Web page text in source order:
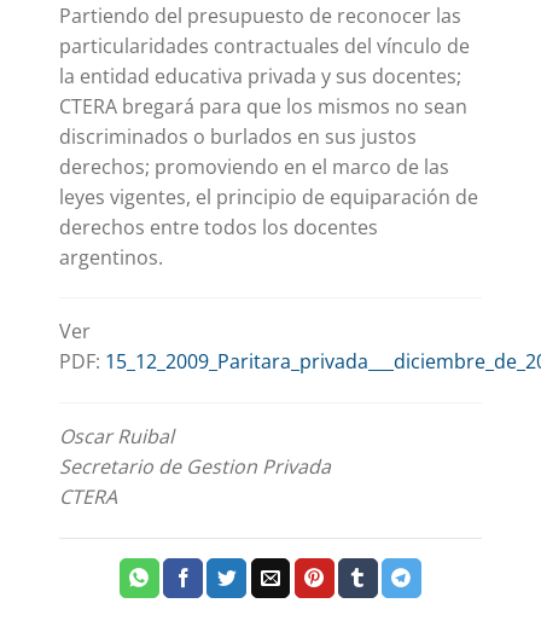
Partiendo del presupuesto de reconocer las
particularidades contractuales del vínculo de
la entidad educativa privada y sus docentes;
CTERA bregará para que los mismos no sean
discriminados o burlados en sus justos
derechos; promoviendo en el marco de las
leyes vigentes, el principio de equiparación de
derechos entre todos los docentes
argentinos.
Ver
PDF:
Oscar Ruibal
Secretario de Gestion Privada
CTERA